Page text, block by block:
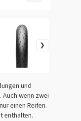
und
wenn zwei
einen Reifen.
enthalten.